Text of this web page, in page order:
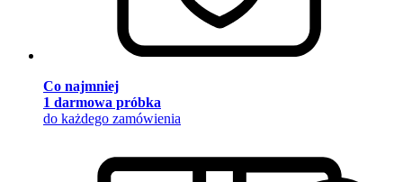
Co najmniej
1 darmowa próbka
do każdego zamówienia